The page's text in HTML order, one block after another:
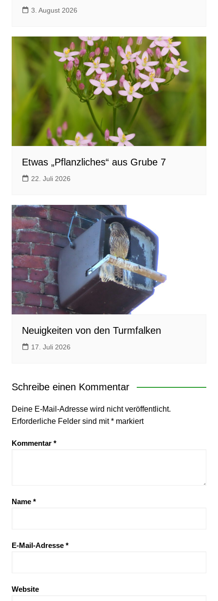
3. August 2026
Etwas „Pflanzliches“ aus Grube 7
22. Juli 2026
Neuigkeiten von den Turmfalken
17. Juli 2026
Schreibe einen Kommentar
Deine E-Mail-Adresse wird nicht veröffentlicht.
Erforderliche Felder sind mit*markiert
Kommentar *
Name *
E-Mail-Adresse *
Website